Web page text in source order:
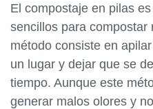
El compostaje en pilas
sencillos para compostar
método consiste en
un lugar y dejar que se
tiempo. Aunque este
generar malos olores y